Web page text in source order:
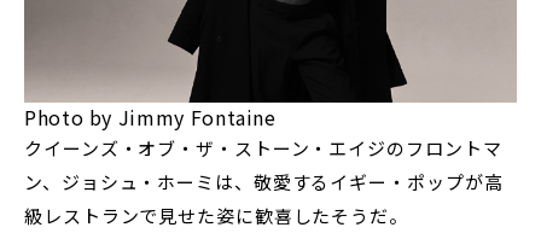
Photo by Jimmy Fontaine
クイーンズ・オブ・ザ・ストーン・エイジのフロントマ
ン、ジョシュ・ホーミは、敬愛するイギー・ポップが高
級レストランで見せた姿に歓喜したそうだ。